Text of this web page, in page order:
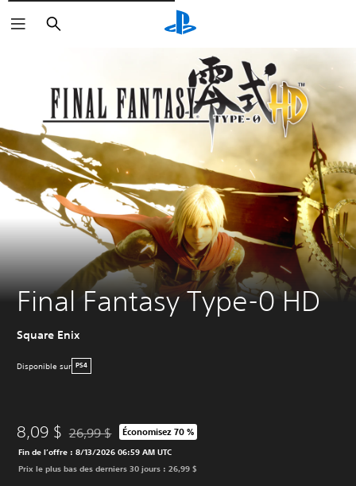
Rechercher
Final Fantasy Type-0 HD
Square Enix
Disponible sur PS4
8,09 $ Remise par rapport au prix d'origine de 26,99 $
26,99 $ Économisez 70 %
Fin de l’offre : 8/13/2026 06:59 AM UTC
Prix le plus bas des derniers 30 jours : 26,99 $